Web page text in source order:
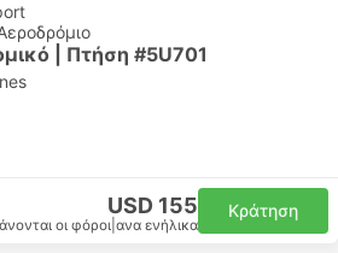
| Πτήση #5U701
USD 155
οι φόροι ανα ενήλικα
Κράτηση